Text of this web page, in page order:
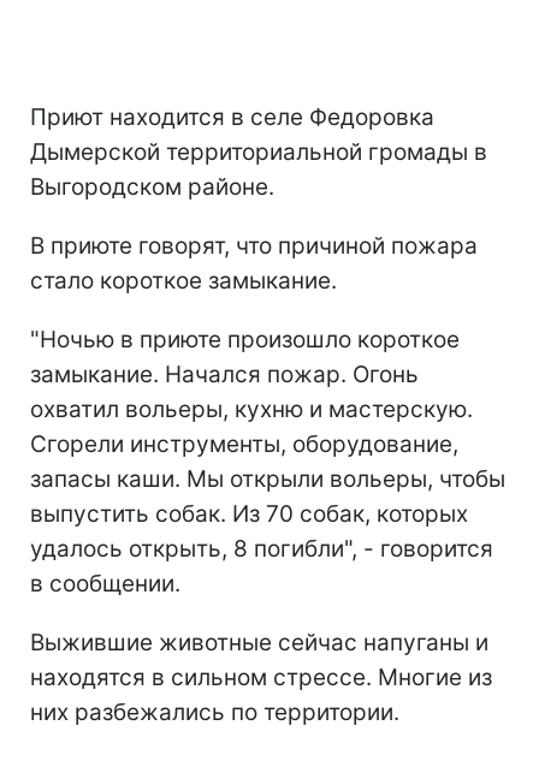
Приют находится в селе Федоровка
Дымерской территориальной громады в
Выгородском районе.
В приюте говорят, что причиной пожара
стало короткое замыкание.
"Ночью в приюте произошло короткое
замыкание. Начался пожар. Огонь
охватил вольеры, кухню и мастерскую.
Сгорели инструменты, оборудование,
запасы каши. Мы открыли вольеры, чтобы
выпустить собак. Из 70 собак, которых
удалось открыть, 8 погибли", - говорится
в сообщении.
Выжившие животные сейчас напуганы и
находятся в сильном стрессе. Многие из
них разбежались по территории.